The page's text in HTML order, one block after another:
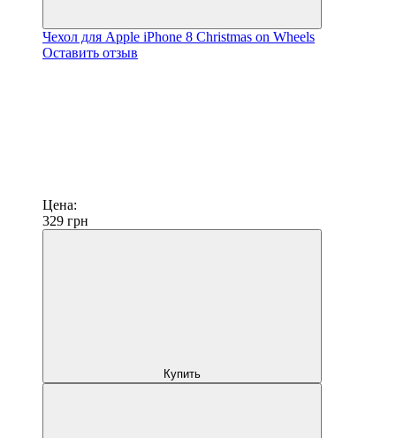
Чехол для Apple iPhone 8 Christmas on Wheels
Оставить отзыв
Цена:
329 грн
Купить